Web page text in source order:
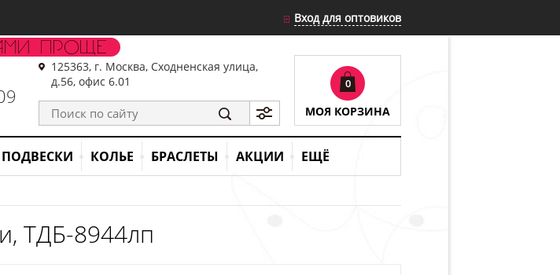
Вход для оптовиков
125363, г. Москва, Сходненская улица,
д.56, офис 6.01
0
МОЯ КОРЗИНА
ПОДВЕСКИ КОЛЬЕ БРАСЛЕТЫ АКЦИИ ЕЩЁ
ТДБ-8944лп